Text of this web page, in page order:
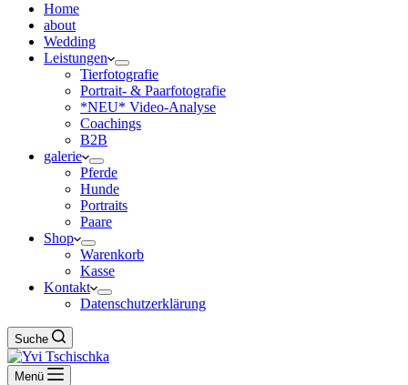
Home
about
Wedding
Leistungen
Tierfotografie
Portrait- & Paarfotografie
*NEU* Video-Analyse
Coachings
B2B
galerie
Pferde
Hunde
Portraits
Paare
Shop
Warenkorb
Kasse
Kontakt
Datenschutzerklärung
Suche
Menü